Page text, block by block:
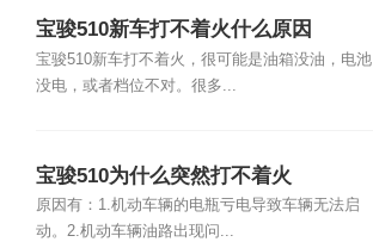
宝骏510新车打不着火什么原因
宝骏510新车打不着火，很可能是油箱没油，电池
没电，或者档位不对。很多...
宝骏510为什么突然打不着火
原因有：1.机动车辆的电瓶亏电导致车辆无法启
动。2.机动车辆油路出现问...